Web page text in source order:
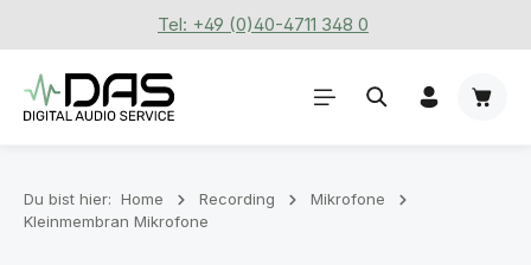
Zum Hauptinhalt springenTel: +49 (0)40-4711 348 0
Du bist hier: Home Recording
Mikrofone
Kleinmembran Mikrofone